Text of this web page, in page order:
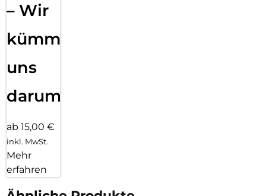
– Wir
kümmern
uns
darum!
ab 15,00 €
inkl. MwSt.
Mehr
erfahren